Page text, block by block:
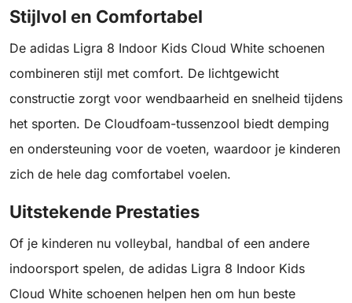
Stijlvol en Comfortabel
De adidas Ligra 8 Indoor Kids Cloud White schoenen
combineren stijl met comfort. De lichtgewicht
constructie zorgt voor wendbaarheid en snelheid tijdens
het sporten. De Cloudfoam-tussenzool biedt demping
en ondersteuning voor de voeten, waardoor je kinderen
zich de hele dag comfortabel voelen.
Uitstekende Prestaties
Of je kinderen nu volleybal, handbal of een andere
indoorsport spelen, de adidas Ligra 8 Indoor Kids
Cloud White schoenen helpen hen om hun beste